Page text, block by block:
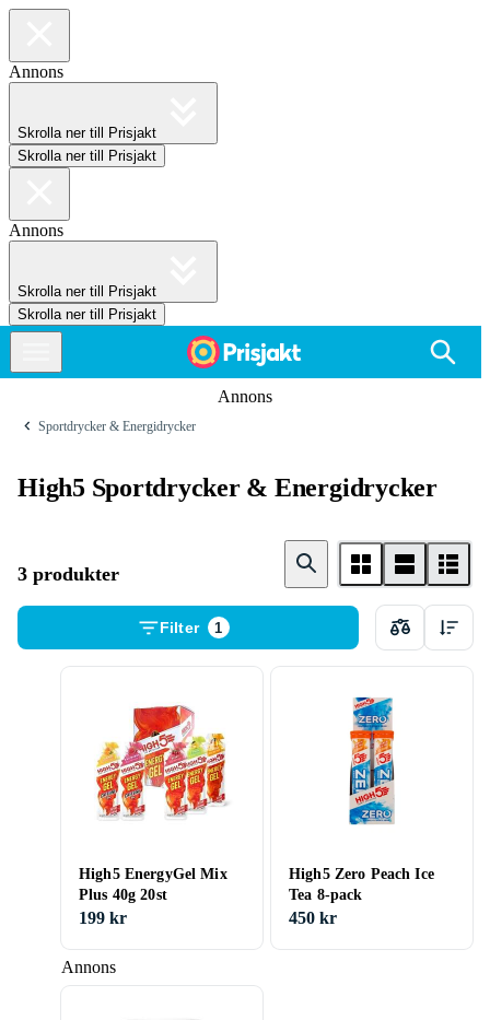
Annons
Skrolla ner till Prisjakt
Skrolla ner till Prisjakt
Annons
Skrolla ner till Prisjakt
Skrolla ner till Prisjakt
Annons
Sportdrycker & Energidrycker
High5 Sportdrycker & Energidrycker
3 produkter
Filter 1
Annons
High5 EnergyGel Mix
Plus 40g 20st
199 kr
High5 Zero Peach Ice
Tea 8-pack
450 kr